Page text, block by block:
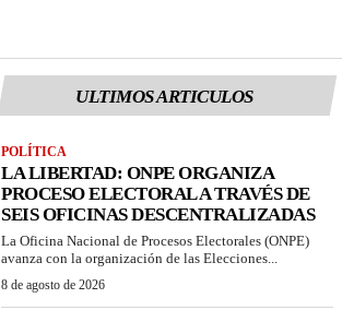
ULTIMOS ARTICULOS
POLÍTICA
LA LIBERTAD: ONPE ORGANIZA
PROCESO ELECTORAL A TRAVÉS DE
SEIS OFICINAS DESCENTRALIZADAS
La Oficina Nacional de Procesos Electorales (ONPE)
avanza con la organización de las Elecciones...
8 de agosto de 2026